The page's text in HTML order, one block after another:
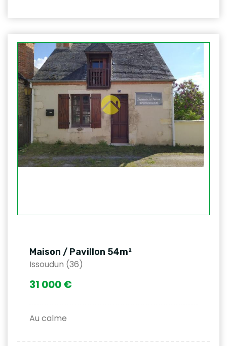
Maison / Pavillon 54m²
Issoudun (36)
31 000 €
Au calme